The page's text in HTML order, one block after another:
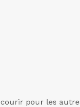
courir pour les